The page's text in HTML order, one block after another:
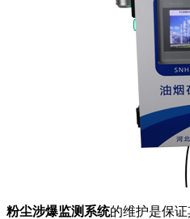
粉尘涉爆监测系统的维护是保